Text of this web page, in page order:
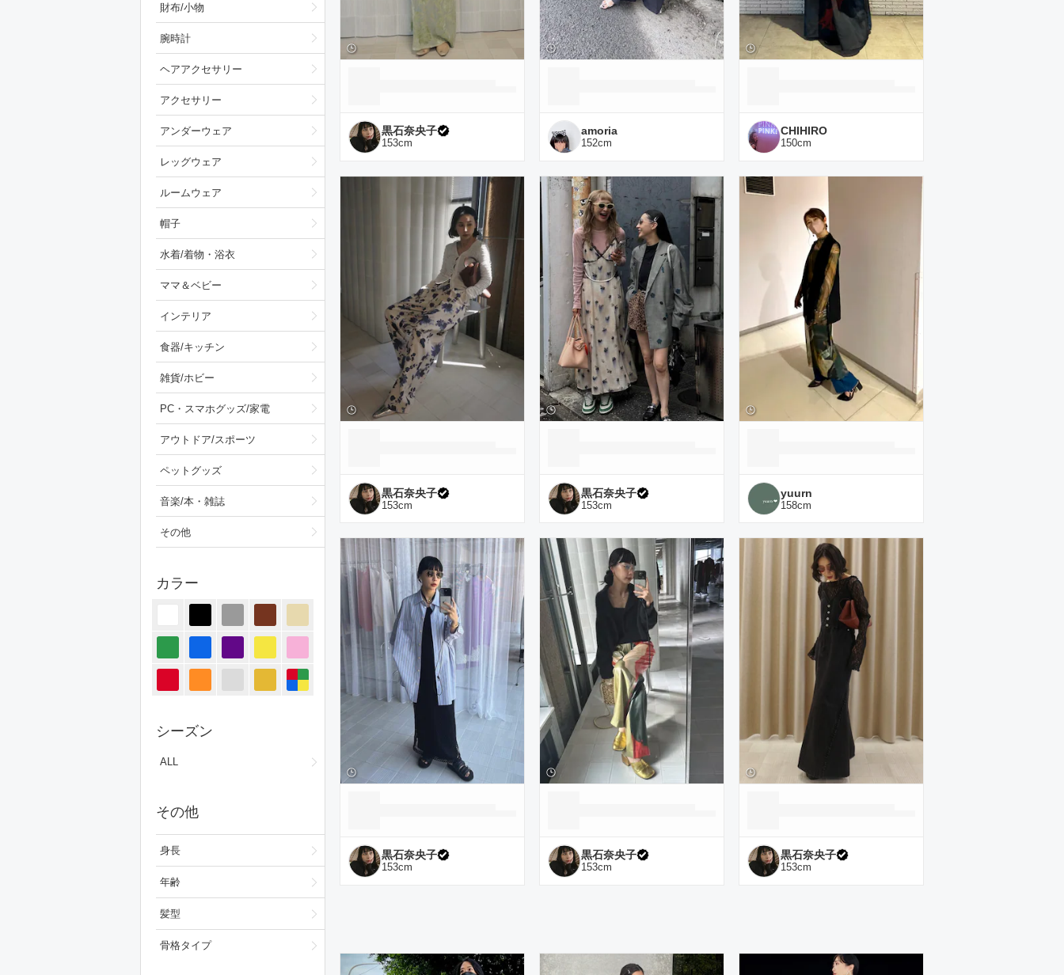
財布/小物
腕時計
ヘアアクセサリー
アクセサリー
アンダーウェア
レッグウェア
ルームウェア
帽子
水着/着物・浴衣
ママ＆ベビー
インテリア
食器/キッチン
雑貨/ホビー
PC・スマホグッズ/家電
アウトドア/スポーツ
ペットグッズ
音楽/本・雑誌
その他
カラー
シーズン
ALL
その他
身長
年齢
髪型
骨格タイプ
黒石奈央子
153cm
amoria
152cm
CHIHIRO
150cm
黒石奈央子
153cm
黒石奈央子
153cm
yuurn
158cm
黒石奈央子
153cm
黒石奈央子
153cm
黒石奈央子
153cm